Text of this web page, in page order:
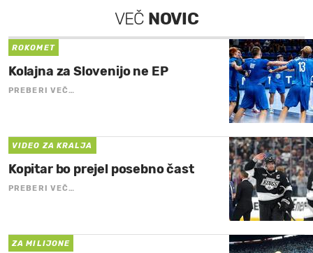
VEČ NOVIC
ROKOMET
Kolajna za Slovenijo ne EP
PREBERI VEČ…
VIDEO ZA KRALJA
Kopitar bo prejel posebno čast
PREBERI VEČ…
ZA MILIJONE